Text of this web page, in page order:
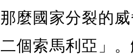
那麼國家分裂的
二個索馬利亞」